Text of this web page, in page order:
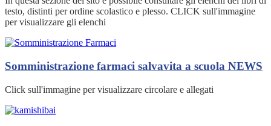
testo, distinti per ordine scolastico e plesso. CLICK sull'immagine
per visualizzare gli elenchi
Somministrazione farmaci salvavita a scuola NEWS
Click sull'immagine per visualizzare circolare e allegati